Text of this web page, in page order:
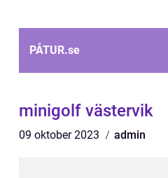
PÅTUR.se
minigolf västervik
09 oktober 2023 admin